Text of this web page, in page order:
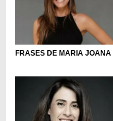
FRASES DE MARIA JOANA